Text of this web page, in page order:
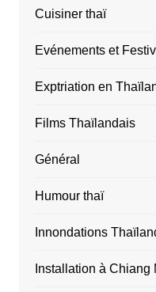
Cuisiner thaï
Evénements et
Exptriation en
Films Thaïlandais
Général
Humour thaï
Innondations
Installation à Chiang